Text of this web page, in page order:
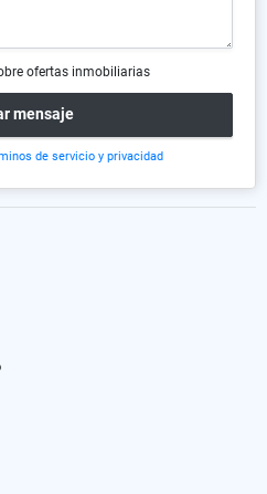
ofertas inmobiliarias
mensaje
de servicio y privacidad